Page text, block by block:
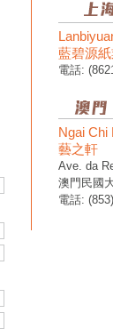
藍碧源
電話:
Ngai Chi
藝之軒
Ave. da
澳門民國
電話: